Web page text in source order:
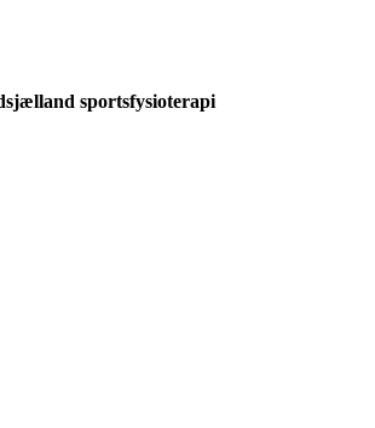
sportsfysioterapi